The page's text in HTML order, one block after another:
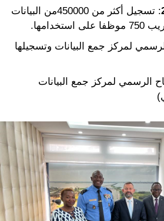
: تسجيل أكثر من 450000من البيانات
لمركز جمع البيانات وتسجيلها
الرسمي لمركز جمع البيانات